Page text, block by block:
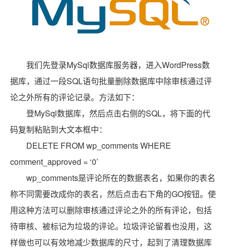
我们先登录MySql数据库服务器，进入WordPress数
据库，通过一段SQL语句批量删除数据库中除审核通过评
论之外所有的评论记录。方法如下：
登MySql数据库，然后点击右侧的SQL，将下面的代
码复制粘贴到大文本框中：
DELETE FROM wp_comments WHERE
comment_approved = ‘0’
wp_comments是评论所在的数据表名，如果你的表名
称不同需要改成你的表名，然后点击右下角的GO按钮。使
用这种方法可以删除审核通过评论之外的所有评论，包括
待审核、被标记为垃圾的评论。垃圾评论留着也没用，这
样做也可以有效地减少数据库的尺寸，起到了清理数据库